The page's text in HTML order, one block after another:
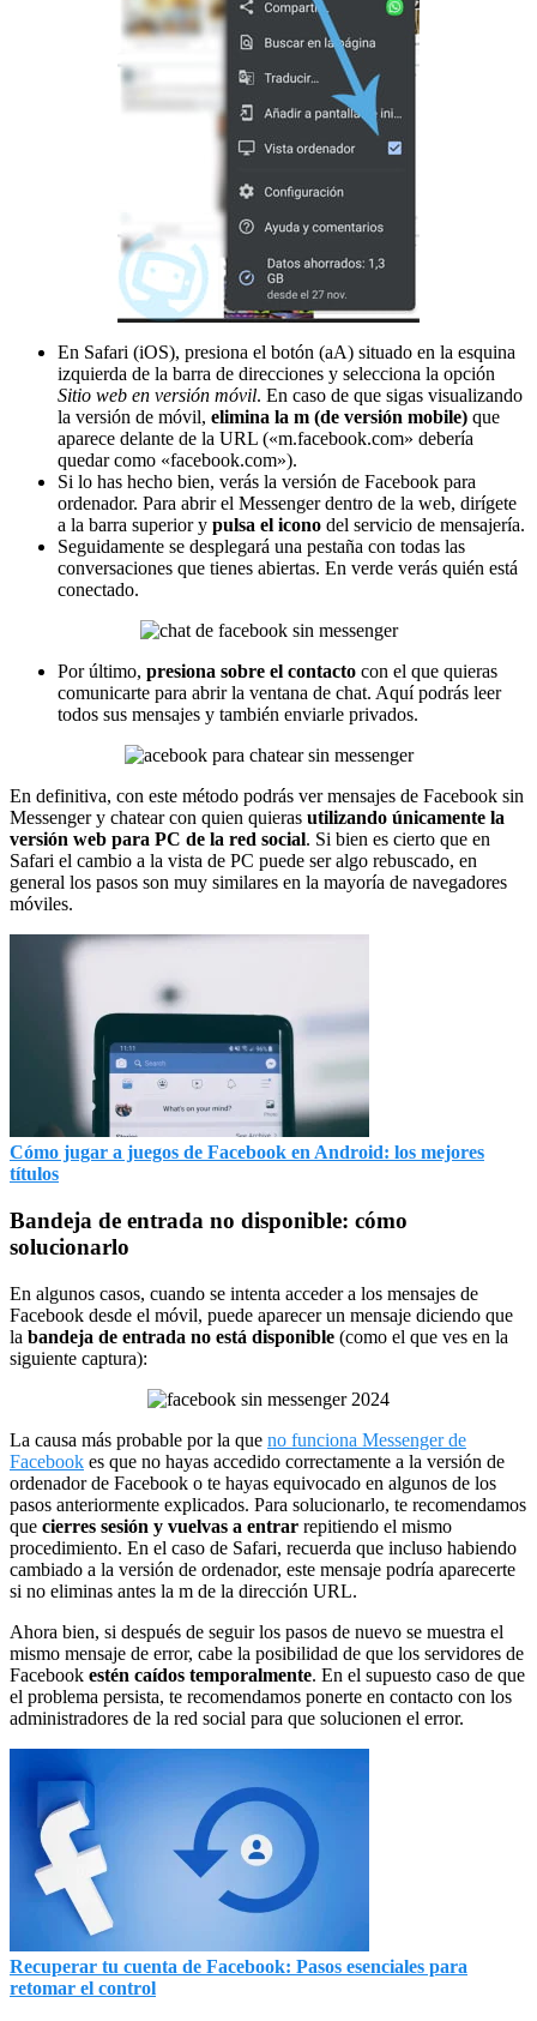
En Safari (iOS), presiona el botón (aA) situado en la esquina
izquierda de la barra de direcciones y selecciona la opción
Sitio web en versión móvil. En caso de que sigas visualizando
la versión de móvil, elimina la m (de versión mobile) que
aparece delante de la URL («m.facebook.com» debería
quedar como «facebook.com»).
Si lo has hecho bien, verás la versión de Facebook para
ordenador. Para abrir el Messenger dentro de la web, dirígete
a la barra superior y pulsa el icono del servicio de mensajería.
Seguidamente se desplegará una pestaña con todas las
conversaciones que tienes abiertas. En verde verás quién está
conectado.
Por último, presiona sobre el contacto con el que quieras
comunicarte para abrir la ventana de chat. Aquí podrás leer
todos sus mensajes y también enviarle privados.
En definitiva, con este método podrás ver mensajes de Facebook sin
Messenger y chatear con quien quieras utilizando únicamente la
versión web para PC de la red social. Si bien es cierto que en
Safari el cambio a la vista de PC puede ser algo rebuscado, en
general los pasos son muy similares en la mayoría de navegadores
móviles.
Cómo jugar a juegos de Facebook en Android: los mejores
títulos
Bandeja de entrada no disponible: cómo
solucionarlo
En algunos casos, cuando se intenta acceder a los mensajes de
Facebook desde el móvil, puede aparecer un mensaje diciendo que
la bandeja de entrada no está disponible (como el que ves en la
siguiente captura):
La causa más probable por la que no funciona Messenger de
Facebook es que no hayas accedido correctamente a la versión de
ordenador de Facebook o te hayas equivocado en algunos de los
pasos anteriormente explicados. Para solucionarlo, te recomendamos
que cierres sesión y vuelvas a entrar repitiendo el mismo
procedimiento. En el caso de Safari, recuerda que incluso habiendo
cambiado a la versión de ordenador, este mensaje podría aparecerte
si no eliminas antes la m de la dirección URL.
Ahora bien, si después de seguir los pasos de nuevo se muestra el
mismo mensaje de error, cabe la posibilidad de que los servidores de
Facebook estén caídos temporalmente. En el supuesto caso de que
el problema persista, te recomendamos ponerte en contacto con los
administradores de la red social para que solucionen el error.
Recuperar tu cuenta de Facebook: Pasos esenciales para
retomar el control